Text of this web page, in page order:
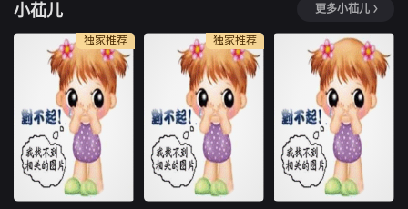
小苮儿 更多小苮儿
独家推荐 独家推荐